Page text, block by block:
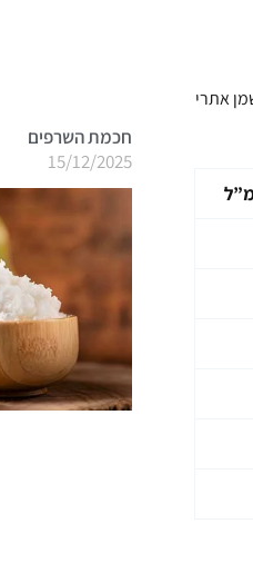
אתרי
חכמת השרפים
15/12/2025